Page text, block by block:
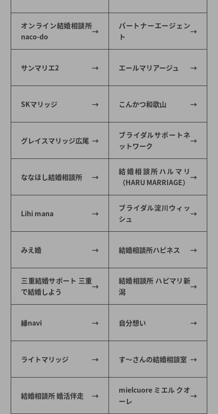
オンライン結婚相談所
naco-do
パートナーエージェン
ト
サンマリエ2 エールマリアージュ
SKマリッジ こんかつ和歌山
グレイスマリッジ広尾
ブライダルサポートネ
ットワーク
ななほし結婚相談所
結婚相談所ハルマリ
（HARU MARRIAGE）
Lihi mana
ブライダル淀川ウィッ
シュ
みえ婚 結婚相談所ハピネス
三重結婚サポート 三重
で結婚しよう
結婚相談所 ハピマリ新
潟
縁navi 自分想い
ライトマリッジ す～さんの結婚相談室
結婚相談所 婚活伴走
mielcuore ミエル クオ
ーレ